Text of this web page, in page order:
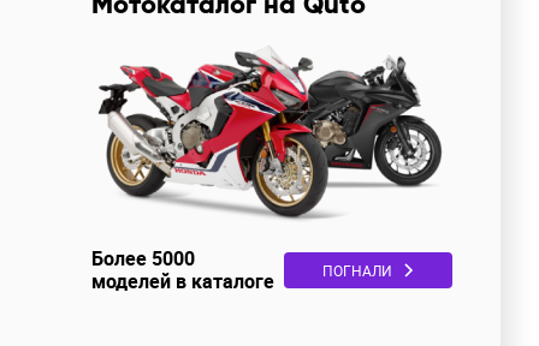
Более 5000
моделей в каталоге
ПОГНАЛИ